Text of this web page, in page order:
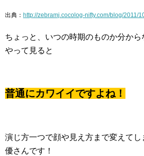
出典： http://zebramj.cocolog-nifty.com/blog/2011/
ちょっと、いつの時期のものか分から
やって見ると
普通にカワイイですよね！
演じ方一つで顔や見え方まで変えて
優さんです！